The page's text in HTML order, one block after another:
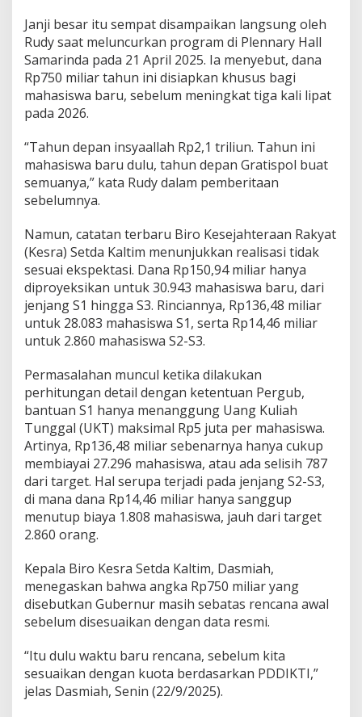
Janji besar itu sempat disampaikan langsung oleh
Rudy saat meluncurkan program di Plennary Hall
Samarinda pada 21 April 2025. Ia menyebut, dana
Rp750 miliar tahun ini disiapkan khusus bagi
mahasiswa baru, sebelum meningkat tiga kali lipat
pada 2026.
“Tahun depan insyaallah Rp2,1 triliun. Tahun ini
mahasiswa baru dulu, tahun depan Gratispol buat
semuanya,” kata Rudy dalam pemberitaan
sebelumnya.
Namun, catatan terbaru Biro Kesejahteraan Rakyat
(Kesra) Setda Kaltim menunjukkan realisasi tidak
sesuai ekspektasi. Dana Rp150,94 miliar hanya
diproyeksikan untuk 30.943 mahasiswa baru, dari
jenjang S1 hingga S3. Rinciannya, Rp136,48 miliar
untuk 28.083 mahasiswa S1, serta Rp14,46 miliar
untuk 2.860 mahasiswa S2-S3.
Permasalahan muncul ketika dilakukan
perhitungan detail dengan ketentuan Pergub,
bantuan S1 hanya menanggung Uang Kuliah
Tunggal (UKT) maksimal Rp5 juta per mahasiswa.
Artinya, Rp136,48 miliar sebenarnya hanya cukup
membiayai 27.296 mahasiswa, atau ada selisih 787
dari target. Hal serupa terjadi pada jenjang S2-S3,
di mana dana Rp14,46 miliar hanya sanggup
menutup biaya 1.808 mahasiswa, jauh dari target
2.860 orang.
Kepala Biro Kesra Setda Kaltim, Dasmiah,
menegaskan bahwa angka Rp750 miliar yang
disebutkan Gubernur masih sebatas rencana awal
sebelum disesuaikan dengan data resmi.
“Itu dulu waktu baru rencana, sebelum kita
sesuaikan dengan kuota berdasarkan PDDIKTI,”
jelas Dasmiah, Senin (22/9/2025).